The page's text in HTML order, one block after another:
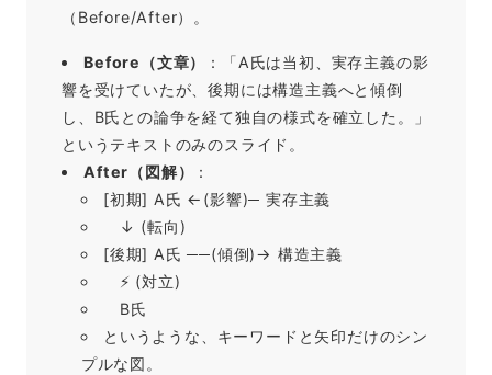
（Before/After）。
Before（文章）
：「A氏は当初、実存主義の影
響を受けていたが、後期には構造主義へと傾倒
し、B氏との論争を経て独自の様式を確立した。」
というテキストのみのスライド。
After（図解）
：
[初期] A氏 ←(影響)─ 実存主義
↓ (転向)
[後期] A氏 ──(傾倒)→ 構造主義
⚡ (対立)
B氏
というような、キーワードと矢印だけのシン
プルな図。